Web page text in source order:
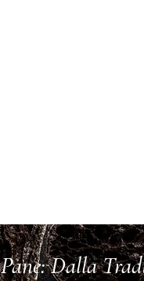
Pane: Dalla